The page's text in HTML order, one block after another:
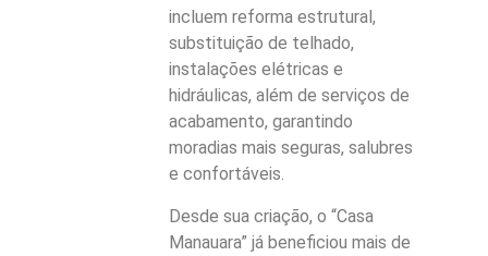
incluem reforma estrutural,
substituição de telhado,
instalações elétricas e
hidráulicas, além de serviços de
acabamento, garantindo
moradias mais seguras, salubres
e confortáveis.
Desde sua criação, o “Casa
Manauara” já beneficiou mais de